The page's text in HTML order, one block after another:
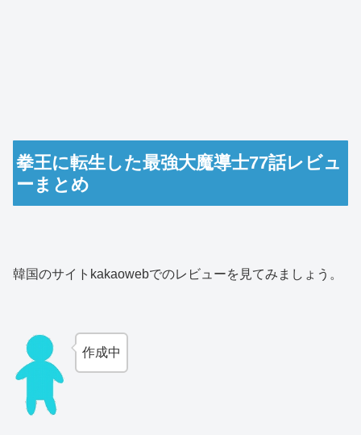
拳王に転生した最強大魔導士77話レビュ
ーまとめ
韓国のサイトkakaowebでのレビューを見てみましょう。
作成中